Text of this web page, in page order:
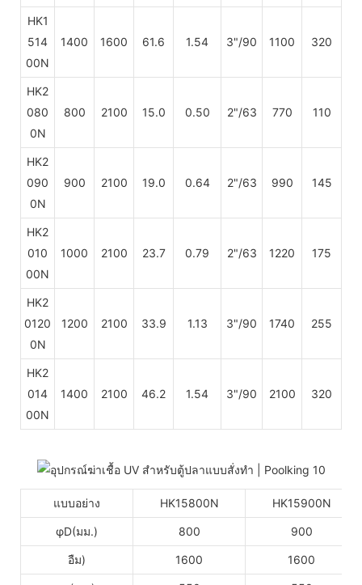
HK1
514
00N
1400 1600 61.6 1.54 3"/90 1100 320
HK2
080
0N
800 2100 15.0 0.50 2"/63 770 110
HK2
090
0N
900 2100 19.0 0.64 2"/63 990 145
HK2
010
00N
1000 2100 23.7 0.79 2"/63 1220 175
HK2
0120
0N
1200 2100 33.9 1.13 3"/90 1740 255
HK2
014
00N
1400 2100 46.2 1.54 3"/90 2100 320
แบบอย่าง HK15800N HK15900N
φD(มม.) 800 900
อืม) 1600 1600